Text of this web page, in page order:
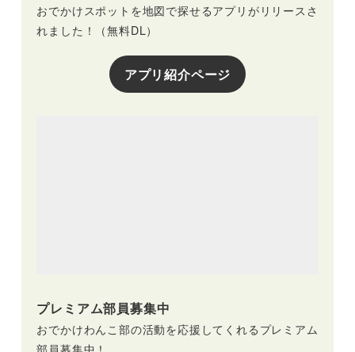
おでかけスポットを地図で探せるアプリがリリースさ
れました！（無料DL）
アプリ紹介ページ
プレミアム部員募集中
おでかけわんこ部の活動を応援してくれるプレミアム
部員募集中！